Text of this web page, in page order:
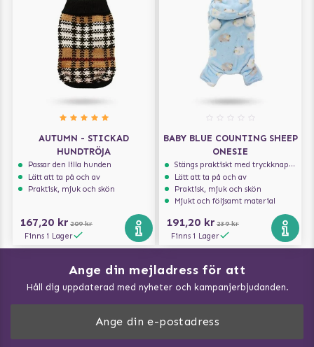
AUTUMN - STICKAD
HUNDTRÖJA
Passar den lilla hunden
Lätt att ta på och av
Praktisk, mjuk och skön
167,20 kr 209 kr
Finns i Lager
BABY BLUE COUNTING SHEEP
ONESIE
Stängs praktiskt med tryckknappar
Lätt att ta på och av
Praktisk, mjuk och skön
Mjukt och följsamt material
191,20 kr 239 kr
Finns i Lager
Ange din mejladress för att
Håll dig uppdaterad med nyheter och kampanjerbjudanden.
DogArtist.se drivs av:
Vad kan hundar äta?
Träna Nose Work hemma